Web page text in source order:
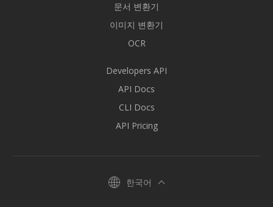
문서 변환기
이미지 변환기
OCR
Developers API
API Docs
CLI Docs
API Pricing
한국어